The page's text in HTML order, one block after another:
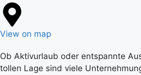
View on map
Ob Aktivurlaub oder entspannte
tollen Lage sind viele